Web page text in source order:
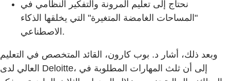
نحتاج إلى تعليم المرونة والتفكير النظامي في
"المساحات الغامضة المتغيرة" التي يخلقها الذكاء
الاصطناعي.
وبعد ذلك، أشار د. بوب كارون، القائد المتخصص في التعليم
العالي لدى Deloitte، إلى أن ثلث المهارات المطلوبة في